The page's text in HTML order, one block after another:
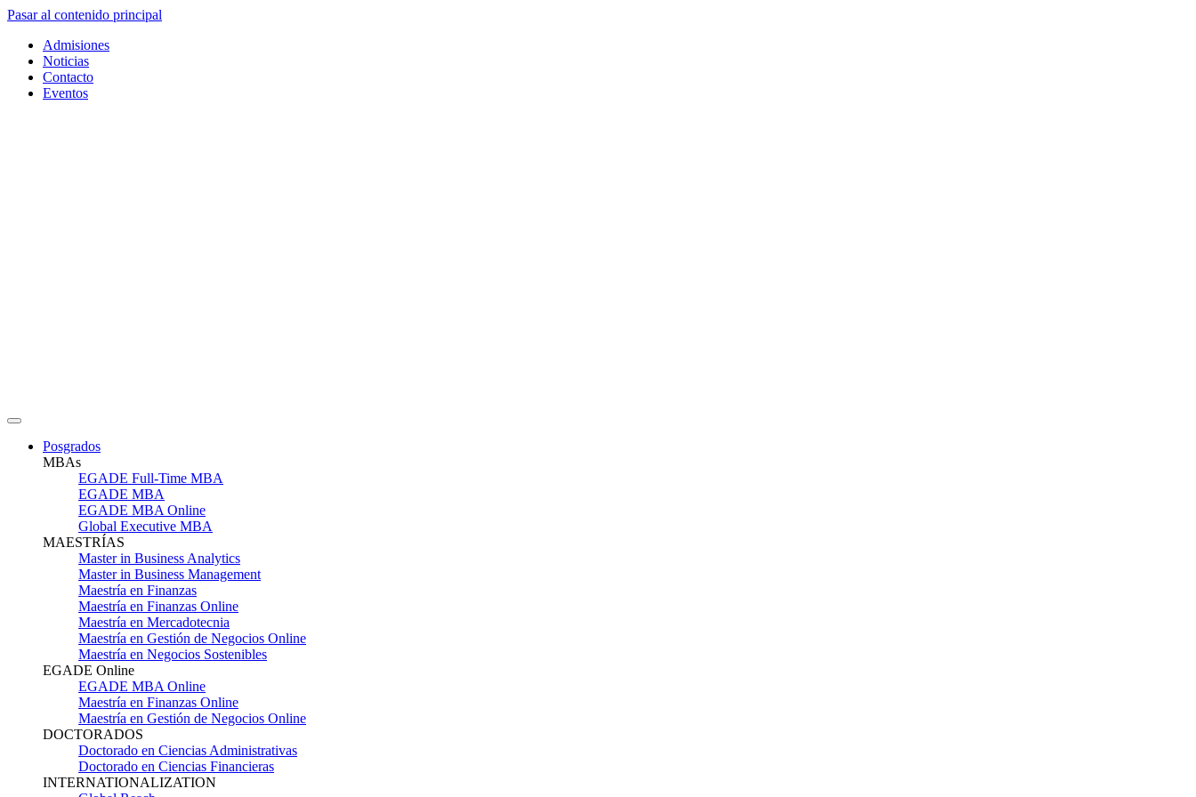
Pasar al contenido principal
Admisiones
Noticias
Contacto
Eventos
Posgrados
MBAs
EGADE Full-Time MBA
EGADE MBA
EGADE MBA Online
Global Executive MBA
MAESTRÍAS
Master in Business Analytics
Master in Business Management
Maestría en Finanzas
Maestría en Finanzas Online
Maestría en Mercadotecnia
Maestría en Gestión de Negocios Online
Maestría en Negocios Sostenibles
EGADE Online
EGADE MBA Online
Maestría en Finanzas Online
Maestría en Gestión de Negocios Online
DOCTORADOS
Doctorado en Ciencias Administrativas
Doctorado en Ciencias Financieras
INTERNATIONALIZATION